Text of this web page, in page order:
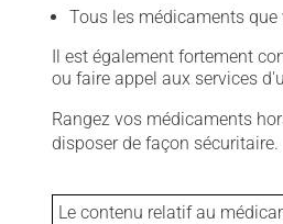
Tous les médicaments
Il est également fortement
ou faire appel aux services
Rangez vos médicaments
disposer de façon sécuritaire.
Le contenu relatif au